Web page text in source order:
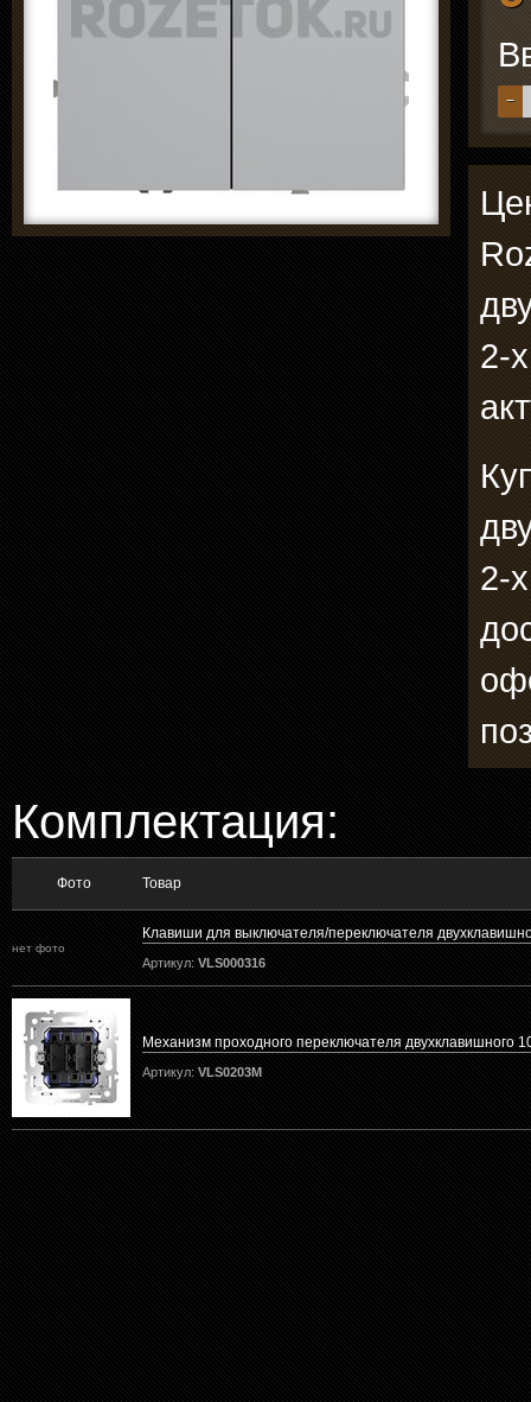
−
2-
2-
Комплектация:
Фото Товар
нет фото
Клавиши для выключателя/переключателя
Артикул: VLS000316
Механизм проходного переключателя двухклавишного
Артикул: VLS0203M